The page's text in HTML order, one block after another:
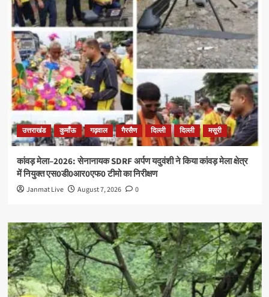
उत्तराखंड कुमाँऊ गढ़वाल गैरसैण दिल्ली दिल्ली मसूरी
कांवड़ मेला–2026: सेनानायक SDRF अर्पण यदुवंशी ने किया कांवड़ मेला क्षेत्र
में नियुक्त एस0डी0आर0एफ0 टीमो का निरीक्षण
Janmat Live August 7, 2026 0